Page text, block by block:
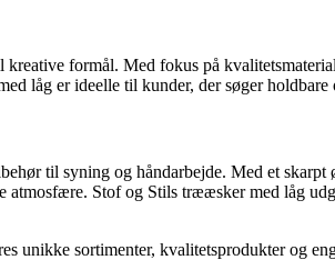
formål. Med fokus på
låg er ideelle til kunder, der søger
til syning og håndarbejde. Med et
Stof og Stils trææsker med låg
unikke sortimenter, kvalitetsprodukter og